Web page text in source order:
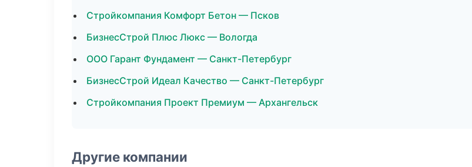
Стройкомпания Комфорт Бетон — Псков
БизнесСтрой Плюс Люкс — Вологда
ООО Гарант Фундамент — Санкт-Петербург
БизнесСтрой Идеал Качество — Санкт-Петербург
Стройкомпания Проект Премиум — Архангельск
Другие компании